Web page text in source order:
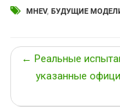
MHEV, БУДУЩИЕ
← Реальные
указанные